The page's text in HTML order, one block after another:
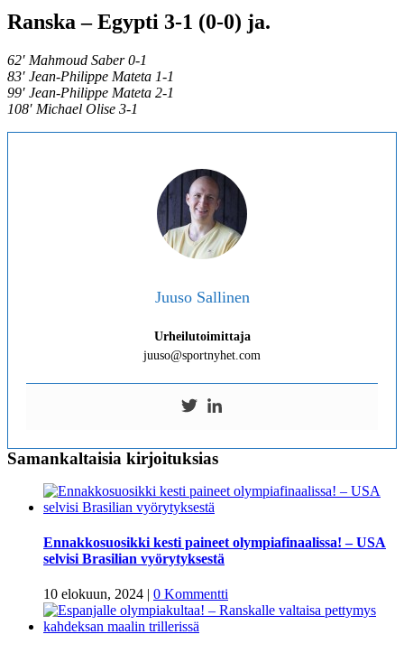
Ranska – Egypti 3-1 (0-0) ja.
62′ Mahmoud Saber 0-1
83′ Jean-Philippe Mateta 1-1
99′ Jean-Philippe Mateta 2-1
108′ Michael Olise 3-1
Juuso Sallinen
Urheilutoimittaja
juuso@sportnyhet.com
Samankaltaisia kirjoituksias
Ennakkosuosikki kesti paineet olympiafinaalissa! – USA
selvisi Brasilian vyörytyksestä
10 elokuun, 2024 | 0 Kommentti